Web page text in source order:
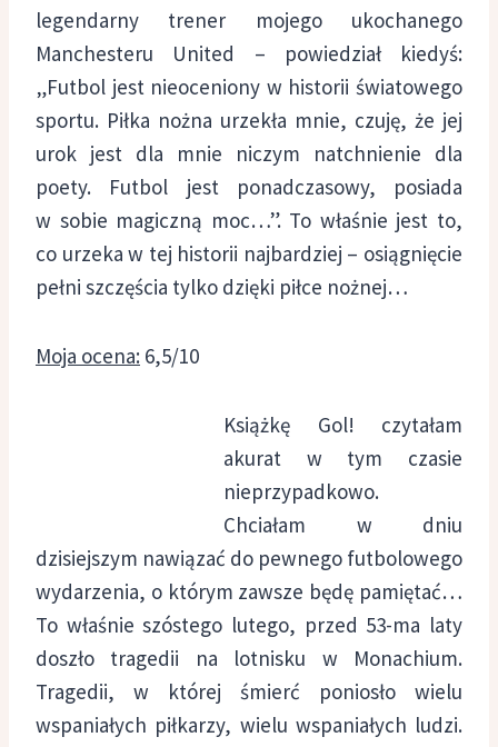
legendarny trener mojego ukochanego
Manchesteru United – powiedział kiedyś:
„Futbol jest nieoceniony w historii światowego
sportu. Piłka nożna urzekła mnie, czuję, że jej
urok jest dla mnie niczym natchnienie dla
poety. Futbol jest ponadczasowy, posiada
w sobie magiczną moc…”. To właśnie jest to,
co urzeka w tej historii najbardziej – osiągnięcie
pełni szczęścia tylko dzięki piłce nożnej…
Moja ocena: 6,5/10
Książkę Gol! czytałam
akurat w tym czasie
nieprzypadkowo.
Chciałam w dniu
dzisiejszym nawiązać do pewnego futbolowego
wydarzenia, o którym zawsze będę pamiętać…
To właśnie szóstego lutego, przed 53-ma laty
doszło tragedii na lotnisku w Monachium.
Tragedii, w której śmierć poniosło wielu
wspaniałych piłkarzy, wielu wspaniałych ludzi.